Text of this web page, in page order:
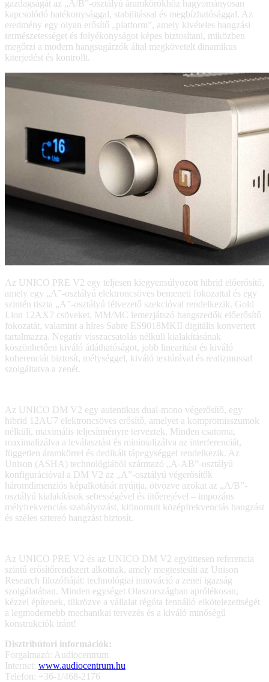
gazdagságát az „A/B”-osztályú áramkörökhöz hagyományosan
kapcsolódó hatékonysággal, stabilitással és megbízhatósággal. Az
eredmény egy olyan erősítő „platform”, amely kivételes hangzási
természetességet és folyékonyságot képes biztosítani, miközben
megőrzi a modern hangsugárzók által megkövetelt dinamikus
kiterjedést és kontrollt.
Az UNICO PRE V2 egy teljesen kiegyensúlyozott hibrid előerősítő,
amely egy „A”-osztályú elektroncsöves bemeneti fokozattal és egy
szintén tiszta „A”-osztályú félvezető szekcióval rendelkezik. Gold
Lion 12AX7 csöveket, MM/MC lemezjátszó hangszedők előerősítő
fokozatát, valamint a híres Sabre ES9018MKII digitális konvertert
tartalmazza. Negatív visszacsatolás nélküli kialakításának
köszönhetően kiváló átláthatóságot, jobb linearitást és kiváló
koherenciát biztosít, mélységgel, kiváló textúrával és realizmussal
szolgáltatva a zenét.
Az UNICO DM V2 egy autentikus dual-mono végerősítő, egy
hibrid 12AU7 elektroncsöves erősítő, amelyet a kompromisszumok
nélküli, maximális teljesítményre terveztek. Minden csatorna,
maximalizálva a leválasztást és minimalizálva az interferenciát,
független áramkörrel és dedikált tápegységgel rendelkezik. Az
Unison (ASHA) technológiából származó „A-AB”-osztályú
konfigurációval a DM V2 az „A”-osztályú végerősítők
háromdimenziós képalkotását nyújtja, ötvözve azokat az „A/B”-
osztályú kialakítások sebességével és ütőerejével – impozáns
mélyfrekvenciás szabályozást, kifinomult középfrekvenciás hangzást
és széles sztereó hangzást biztosít.
Az UNICO PRE V2 és az UNICO DM V2 együttesen referencia
szintű erősítőrendszert alkotnak, amely megtestesíti az Unison
Research filozófiáját: technológiai innováció a zenei igazság
szolgálatában. Minden egységet Olaszországban aprólékosan,
kézzel építenek, tükrözve a vállalat régóta fennálló elkötelezettségét
a legmodernebb mechanikai tervezés és a kiváló minőségű
konstrukciók iránt!
Disztribútori információk:
Forgalmazó: Audiocentrum
Internet: www.audiocentrum.hu
Telefon: +36-1/468-2176